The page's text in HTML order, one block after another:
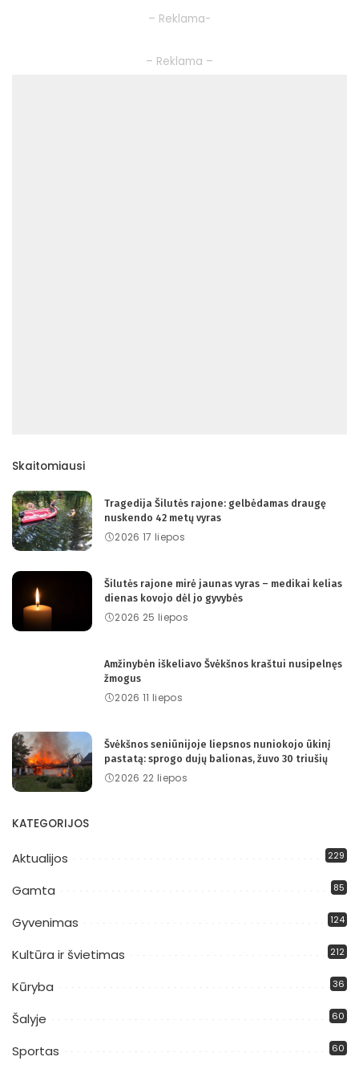
– Reklama-
– Reklama –
Skaitomiausi
Tragedija Šilutės rajone: gelbėdamas draugę
nuskendo 42 metų vyras
2026 17 liepos
Šilutės rajone mirė jaunas vyras – medikai kelias
dienas kovojo dėl jo gyvybės
2026 25 liepos
Amžinybėn iškeliavo Švėkšnos kraštui nusipelnęs
žmogus
2026 11 liepos
Švėkšnos seniūnijoje liepsnos nuniokojo ūkinį
pastatą: sprogo dujų balionas, žuvo 30 triušių
2026 22 liepos
KATEGORIJOS
Aktualijos 229
Gamta 85
Gyvenimas 124
Kultūra ir švietimas 212
Kūryba 36
Šalyje 60
Sportas 60